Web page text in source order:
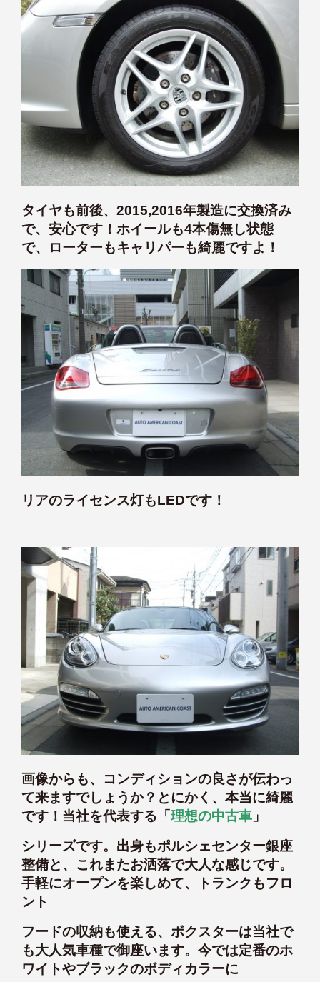
タイヤも前後、2015,2016年製造に交換済み
で、安心です！ホイールも4本傷無し状態
で、ローターもキャリパーも綺麗ですよ！
リアのライセンス灯もLEDです！
画像からも、コンディションの良さが伝わっ
て来ますでしょうか？とにかく、本当に綺麗
です！当社を代表する「 理想の中古車 」
シリーズです。出身もポルシェセンター銀座
整備と、これまたお洒落で大人な感じです。
手軽にオープンを楽しめて、トランクもフロ
ント
フードの収納も使える、ボクスターは当社で
も大人気車種で御座います。今では定番のホ
ワイトやブラックのボディカラーに